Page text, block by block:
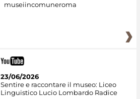
museiincomuneroma
23/06/2026
Sentire e raccontare il museo: Liceo
Linguistico Lucio Lombardo Radice